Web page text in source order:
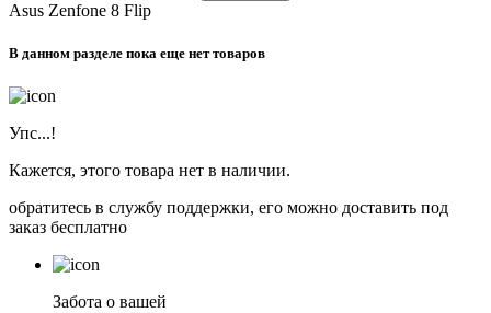
Asus Zenfone 8 Flip
В данном разделе пока еще нет товаров
Упс...!
Кажется, этого товара нет в наличии.
обратитесь в службу поддержки, его можно доставить под
заказ бесплатно
Забота о вашей